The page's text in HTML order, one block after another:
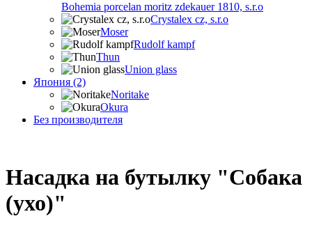
Bohemia porcelan moritz zdekauer 1810, s.r.o
Crystalex cz, s.r.o
Moser
Rudolf kampf
Thun
Union glass
Япония (2)
Noritake
Okura
Без производителя
Насадка на бутылку "Собака
(ухо)"